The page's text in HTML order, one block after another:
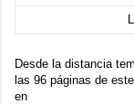
Desde la distancia
las 96 páginas de
en